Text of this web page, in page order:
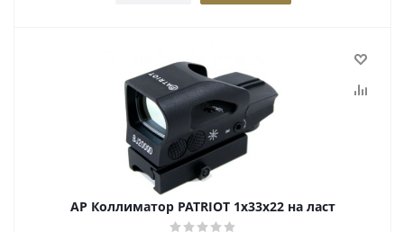
АР Коллиматор PATRIOT 1x33x22 на ласт